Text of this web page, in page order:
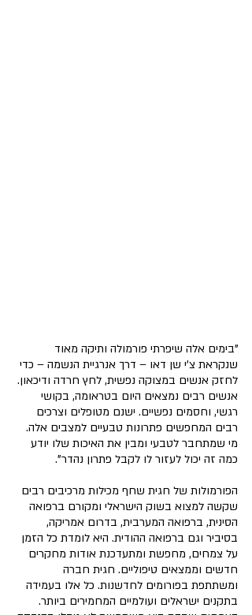
"בימים אלה שיפרתי פורמולה ותיקה מאוד
שנקראת צ'י שן דאו – דרך אנרגיית הנשמה – כדי
לחזק אנשים במצוקה נפשית, לחץ חרדה ודיכאון.
אנשים רבים נמצאים היום בטראומה, בקושי
רגשי, וחסמים נפשיים. ישנם מטופלים וצרכים
רבים המחפשים פתרונות טבעיים למצבים אלה.
מי שמתחבר לטבעי ומבין את האיכות שלו יודע
כמה זה יכול לעזור לו לקבל פתרון נהדר".
הפורמולות של חגית שחף מכילות מרכיבים רבים
שקשה למצוא בשוק הישראלי ומקורם ברפואה
הסינית, ברפואה המערבית, בדרום אמריקה,
בסיביר וגם ברפואה ההודית. היא לומדת כל הזמן
על צמחים, מחפשת ומתעדכנת אודות מחקרים
חדשים וממצאים טיפוליים. חגית חברה
ומשתתפת בפורומים לחדשנות. כל אלו בעמידה
בתקנים ישראלים ועולמיים המחמירים ביותר.